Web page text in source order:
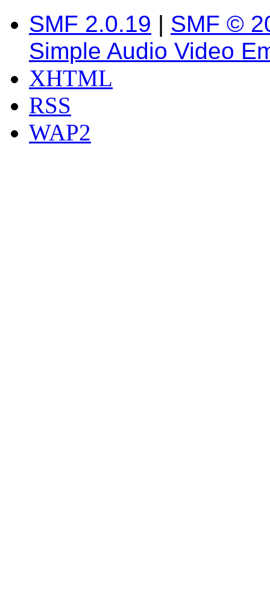
SMF 2.0.19 | SMF ©
Simple Audio Video
XHTML
RSS
WAP2